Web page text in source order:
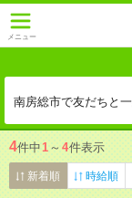
メニュー
南房総市で友だちと
4件中1 ～ 4件表示
新着順 時給順